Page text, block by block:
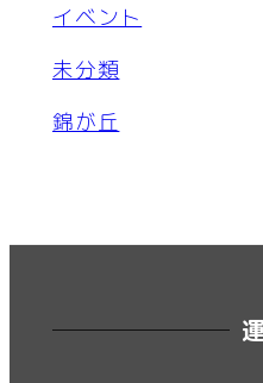
イベント
未分類
錦が丘